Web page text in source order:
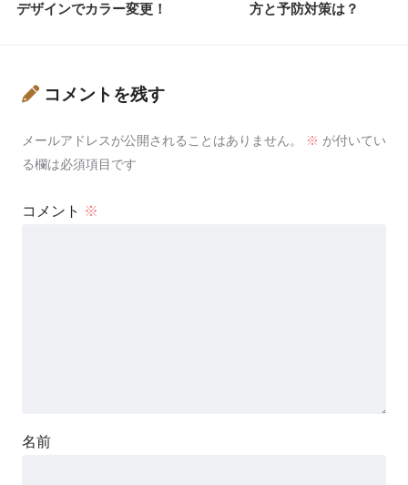
デザインでカラー変更！
方と予防対策は？
コメントを残す
メールアドレスが公開されることはありません。 ※ が付いてい
る欄は必須項目です
コメント ※
名前